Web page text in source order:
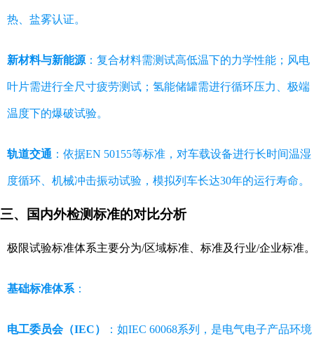
热、盐雾认证。
新材料与新能源 ：复合材料需测试高低温下的力学性能；风电
叶片需进行全尺寸疲劳测试；氢能储罐需进行循环压力、极端
温度下的爆破试验。
轨道交通 ：依据EN 50155等标准，对车载设备进行长时间温湿
度循环、机械冲击振动试验，模拟列车长达30年的运行寿命。
三、国内外检测标准的对比分析
极限试验标准体系主要分为/区域标准、标准及行业/企业标准
基础标准体系 ：
电工委员会（IEC） ：如IEC 60068系列，是电气电子产品环境